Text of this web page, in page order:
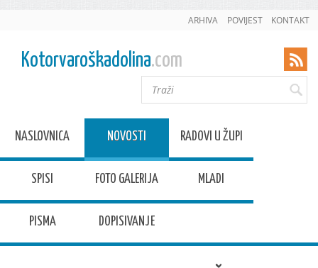
ARHIVA POVIJEST KONTAKT
Kotorvaroškadolina.com
NASLOVNICA NOVOSTI RADOVI U ŽUPI
SPISI FOTO GALERIJA MLADI
PISMA DOPISIVANJE